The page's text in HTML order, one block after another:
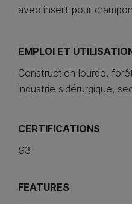
avec insert pour
EMPLOI ET
Construction lourde,
industrie sidérurgique,
CERTIFICATIONS
S3
FEATURES